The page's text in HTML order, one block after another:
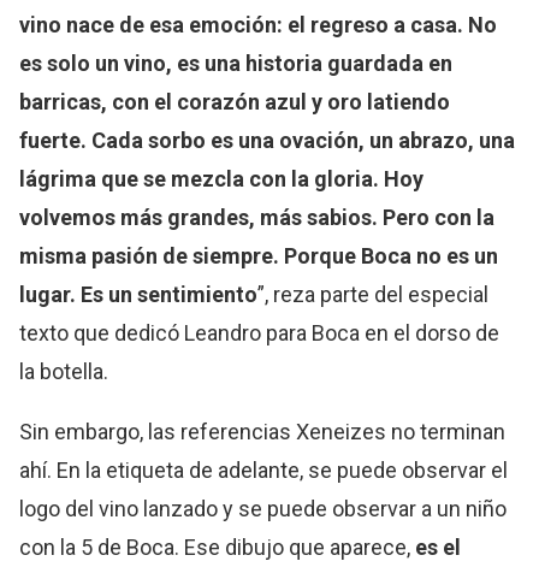
vino nace de esa emoción: el regreso a casa. No
es solo un vino, es una historia guardada en
barricas, con el corazón azul y oro latiendo
fuerte. Cada sorbo es una ovación, un abrazo, una
lágrima que se mezcla con la gloria. Hoy
volvemos más grandes, más sabios. Pero con la
misma pasión de siempre. Porque Boca no es un
lugar. Es un sentimiento”, reza parte del especial
texto que dedicó Leandro para Boca en el dorso de
la botella.
Sin embargo, las referencias Xeneizes no terminan
ahí. En la etiqueta de adelante, se puede observar el
logo del vino lanzado y se puede observar a un niño
con la 5 de Boca. Ese dibujo que aparece, es el